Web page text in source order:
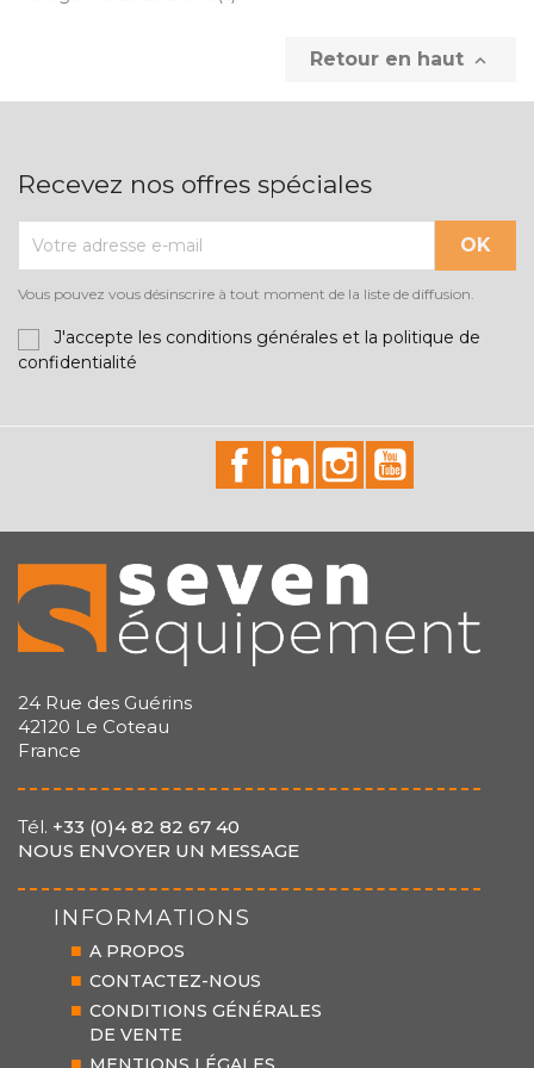
Retour en haut 
Recevez nos offres spéciales
Vous pouvez vous désinscrire à tout moment de la liste de diffusion.
J'accepte les conditions générales et la politique de
confidentialité
id="facebook-social"
id="linkedin-social"
id="instagram-
24 Rue des Guérins
42120 Le Coteau
France
Tél. +33 (0)4 82 82 67 40
NOUS ENVOYER UN MESSAGE
INFORMATIONS
A PROPOS
CONTACTEZ-NOUS
CONDITIONS GÉNÉRALES
DE VENTE